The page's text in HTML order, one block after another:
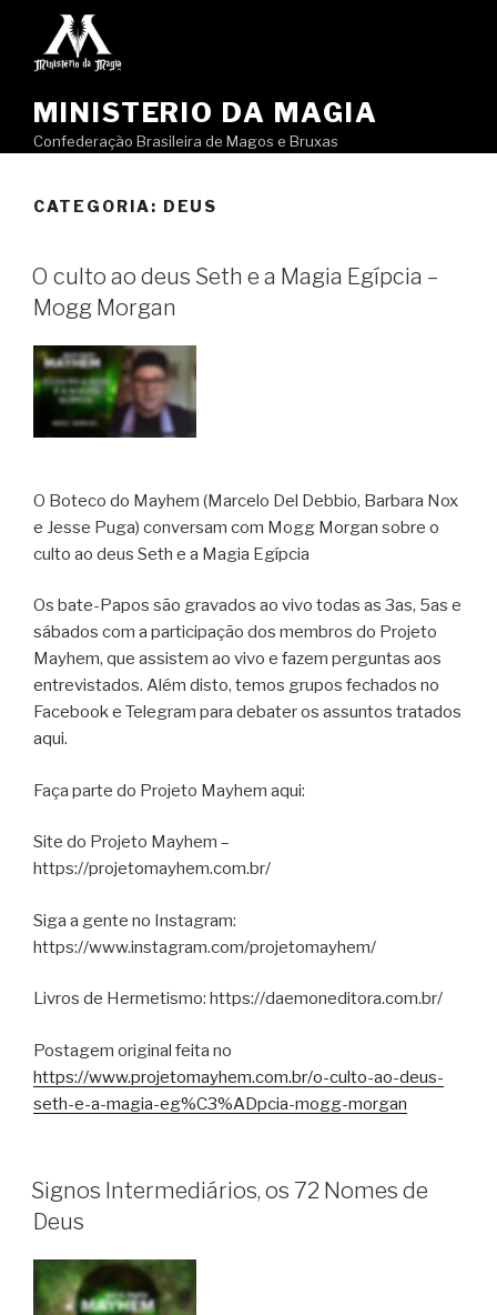
MINISTERIO DA MAGIA
Confederação Brasileira de Magos e Bruxas
CATEGORIA: DEUS
O culto ao deus Seth e a Magia Egípcia –
Mogg Morgan
O Boteco do Mayhem (Marcelo Del Debbio, Barbara Nox
e Jesse Puga) conversam com Mogg Morgan sobre o
culto ao deus Seth e a Magia Egípcia
Os bate-Papos são gravados ao vivo todas as 3as, 5as e
sábados com a participação dos membros do Projeto
Mayhem, que assistem ao vivo e fazem perguntas aos
entrevistados. Além disto, temos grupos fechados no
Facebook e Telegram para debater os assuntos tratados
aqui.
Faça parte do Projeto Mayhem aqui:
Site do Projeto Mayhem –
https://projetomayhem.com.br/
Siga a gente no Instagram:
https://www.instagram.com/projetomayhem/
Livros de Hermetismo: https://daemoneditora.com.br/
Postagem original feita no
https://www.projetomayhem.com.br/o-culto-ao-deus-
seth-e-a-magia-eg%C3%ADpcia-mogg-morgan
Signos Intermediários, os 72 Nomes de
Deus